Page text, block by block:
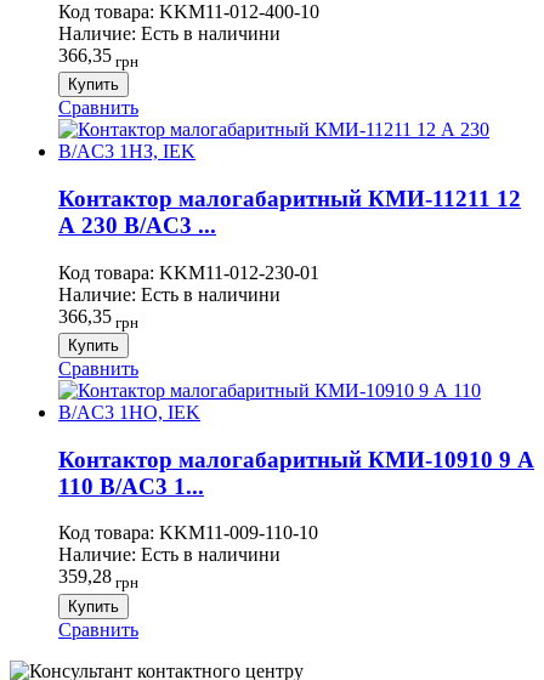
Код товара: KKM11-012-400-10
Наличие: Есть в наличини
366,35 грн
Купить
Сравнить
Контактор малогабаритный КМИ-11211 12
А 230 В/AC3 ...
Код товара: KKM11-012-230-01
Наличие: Есть в наличини
366,35 грн
Купить
Сравнить
Контактор малогабаритный КМИ-10910 9 А
110 В/AC3 1...
Код товара: KKM11-009-110-10
Наличие: Есть в наличини
359,28 грн
Купить
Сравнить